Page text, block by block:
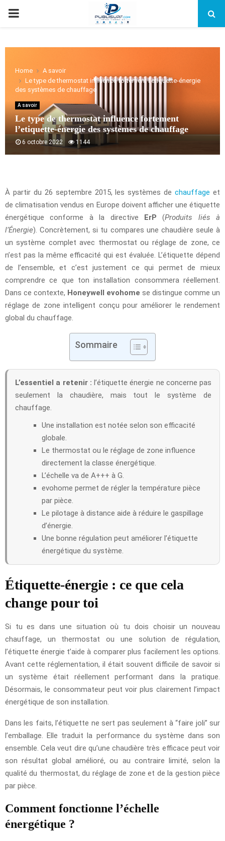
PRIMARY
Home
A savoir
Le type de thermostat influence fortement l’etiquette-énergie
des systèmes de chauffage
A savoir
Le type de thermostat influence fortement
l’etiquette-énergie des systèmes de chauffage
6 octobre 2022 1144
À partir du 26 septembre 2015, les systèmes dechauffage et
de climatisation vendus en Europe doivent afficher une étiquette
énergétique conforme à la directive ErP (Produits liés à
l’Énergie). Concrètement, si tu compares une chaudière seule à
un système complet avec thermostat ou réglage de zone, ce
n’est pas la même efficacité qui est évaluée. L’étiquette dépend
de l’ensemble, et c’est justement ce qui permet de mieux
comprendre ce que ton installation consommera réellement.
Dans ce contexte, Honeywell evohome se distingue comme un
réglage de zone intelligent conçu pour améliorer le rendement
global du chauffage.
Sommaire
L’essentiel a retenir : l’étiquette énergie ne concerne pas
seulement la chaudière, mais tout le système de
chauffage.
Une installation est notée selon son efficacité
globale.
Le thermostat ou le réglage de zone influence
directement la classe énergétique.
L’échelle va de A+++ à G.
evohome permet de régler la température pièce
par pièce.
Le pilotage à distance aide à réduire le gaspillage
d’énergie.
Une bonne régulation peut améliorer l’étiquette
énergétique du système.
Étiquette-énergie : ce que cela
change pour toi
Si tu es dans une situation où tu dois choisir un nouveau
chauffage, un thermostat ou une solution de régulation,
l’étiquette énergie t’aide à comparer plus facilement les options.
Avant cette réglementation, il était souvent difficile de savoir si
un système était réellement performant dans la pratique.
Désormais, le consommateur peut voir plus clairement l’impact
énergétique de son installation.
Dans les faits, l’étiquette ne sert pas seulement à “faire joli” sur
l’emballage. Elle traduit la performance du système dans son
ensemble. Cela veut dire qu’une chaudière très efficace peut voir
son résultat global amélioré, ou au contraire limité, selon la
qualité du thermostat, du réglage de zone et de la gestion pièce
par pièce.
Comment fonctionne l’échelle
énergétique ?